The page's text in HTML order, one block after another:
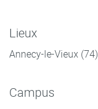
Lieux
Annecy-le-Vieux (74)
Campus